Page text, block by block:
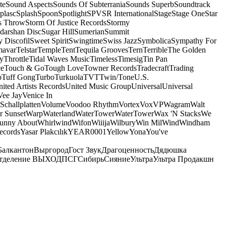
Sound AspectsSounds Of SubterraniaSounds SuperbSoundtrack
SplashSpoonSpotlightSPVSR InternationalStageStage OneStar
ThrowStorm Of Justice RecordsStormy
DiscSugar HillSumerianSummit
DiscofilSweet SpiritSwingtimeSwiss JazzSymbolicaSympathy For
TelstarTempleTentTequila GroovesTernTerribleThe Golden
ThrottleTidal Waves MusicTimelessTimesigTin Pan
Touch & GoTough LoveTowner RecordsTradecraftTrading
Tuff GongTurboTurkuolaTVTTwin/ToneU.S.
Artists RecordsUnited Music GroupUniversalUniversal
JayVenice In
VolumeVoodoo RhythmVortexVoxVPWagramWalt
SunsetWarpWaterlandWaterTowerWaterTowerWax 'N StacksWe
AboutWhirlwindWifonWiiijaWilburyWin MilWindWindham
Yasar PlakcılıkYEAR0001YellowYonaYou've
ВыргородГост ЗвукДрагоценностьДядюшка
ВЫХОДПСГСибирьСияниеУльтраУльтра Продакшн